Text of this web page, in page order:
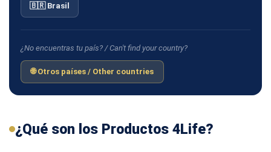
🇧🇷 Brasil
¿No encuentras tu país? / Can't find your country?
🌐 Otros países / Other countries
¿Qué son los Productos 4Life?